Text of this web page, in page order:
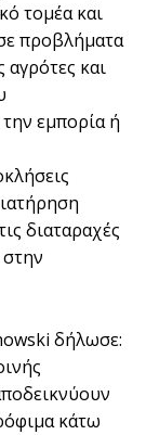
τομέα και
προβλήματα
και
εμπορία ή
διαταραχές
δήλωσε:
κάτω